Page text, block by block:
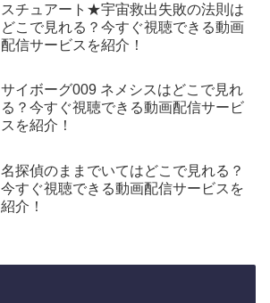
スチュアート★宇宙救出失敗の法則は
どこで見れる？今すぐ視聴できる動画
配信サービスを紹介！
サイボーグ009 ネメシスはどこで見れ
る？今すぐ視聴できる動画配信サービ
スを紹介！
名探偵のままでいてはどこで見れる？
今すぐ視聴できる動画配信サービスを
紹介！